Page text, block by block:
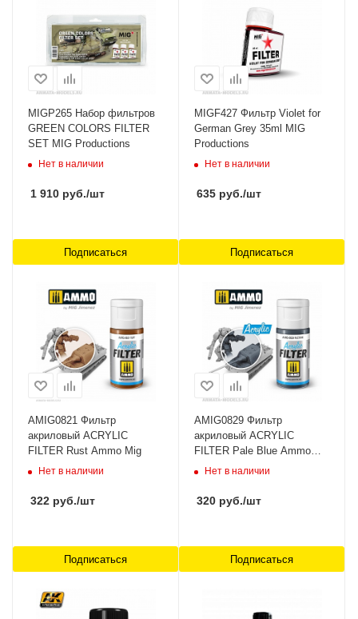
MIGP265 Набор фильтров
GREEN COLORS FILTER
SET MIG Productions
Нет в наличии
1 910 руб./шт
Подписаться
MIGF427 Фильтр Violet for
German Grey 35ml MIG
Productions
Нет в наличии
635 руб./шт
Подписаться
AMIG0821 Фильтр
акриловый ACRYLIC
FILTER Rust Ammo Mig
Нет в наличии
322 руб./шт
Подписаться
AMIG0829 Фильтр
акриловый ACRYLIC
FILTER Pale Blue Ammo
MigНет в наличии
320 руб./шт
Подписаться